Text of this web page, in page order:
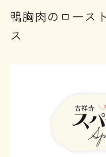
鴨胸肉のロース
ス